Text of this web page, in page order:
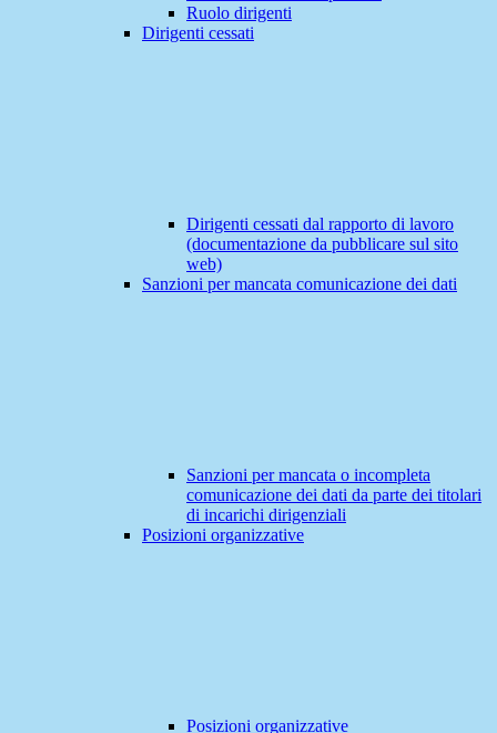
Ruolo dirigenti
Dirigenti cessati
Dirigenti cessati dal rapporto di lavoro
(documentazione da pubblicare sul sito
web)
Sanzioni per mancata comunicazione dei dati
Sanzioni per mancata o incompleta
comunicazione dei dati da parte dei titolari
di incarichi dirigenziali
Posizioni organizzative
Posizioni organizzative